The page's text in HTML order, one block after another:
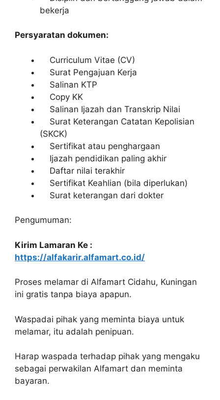
bekerja
Persyaratan dokumen:
Curriculum Vitae (CV)
Surat Pengajuan Kerja
Salinan KTP
Copy KK
Salinan Ijazah dan Transkrip Nilai
Surat Keterangan Catatan Kepolisian
(SKCK)
Sertifikat atau penghargaan
Ijazah pendidikan paling akhir
Daftar nilai terakhir
Sertifikat Keahlian (bila diperlukan)
Surat keterangan dari dokter
Pengumuman:
Kirim Lamaran Ke :
https://alfakarir.alfamart.co.id/
Proses melamar di Alfamart Cidahu, Kuningan
ini gratis tanpa biaya apapun.
Waspadai pihak yang meminta biaya untuk
melamar, itu adalah penipuan.
Harap waspada terhadap pihak yang mengaku
sebagai perwakilan Alfamart dan meminta
bayaran.